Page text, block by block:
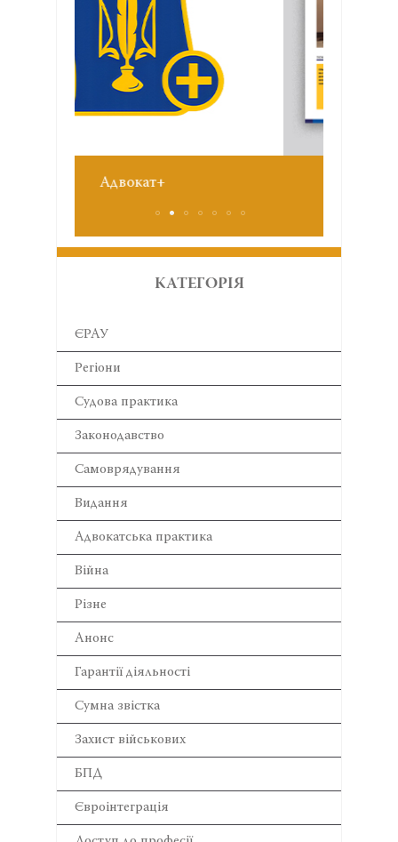
№6 червень 2026
КАТЕГОРІЯ
ЄРАУ
Регіони
Cудова практика
Законодавство
Самоврядування
Видання
Адвокатська практика
Війна
Різне
Анонс
Гарантії діяльності
Сумна звістка
Захист військових
БПД
Євроінтеграція